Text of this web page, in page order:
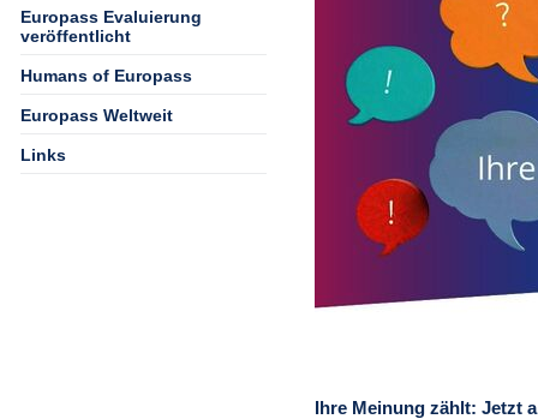
Europass Evaluierung
veröffentlicht
Humans of Europass
Europass Weltweit
Links
Ihre Meinung zählt: Jetzt